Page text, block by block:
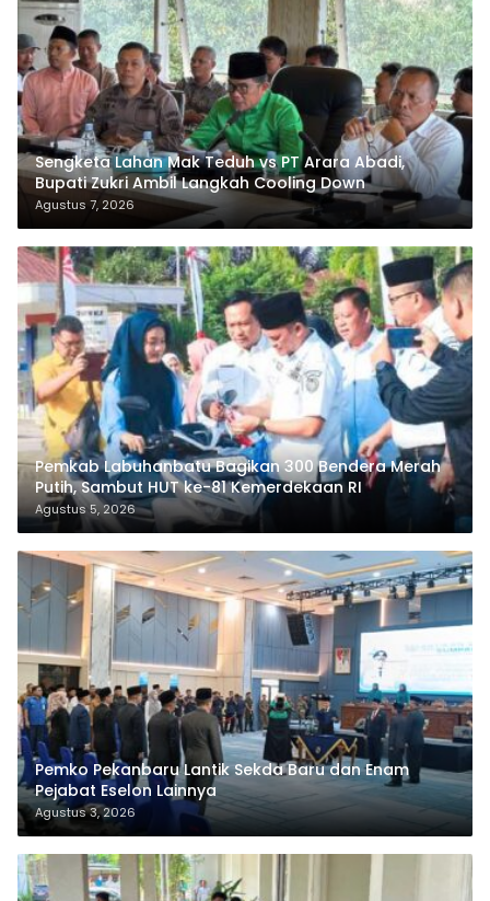
Sengketa Lahan Mak Teduh vs PT Arara Abadi,
Bupati Zukri Ambil Langkah Cooling Down
Agustus 7, 2026
Pemkab Labuhanbatu Bagikan 300 Bendera Merah
Putih, Sambut HUT ke-81 Kemerdekaan RI
Agustus 5, 2026
Pemko Pekanbaru Lantik Sekda Baru dan Enam
Pejabat Eselon Lainnya
Agustus 3, 2026